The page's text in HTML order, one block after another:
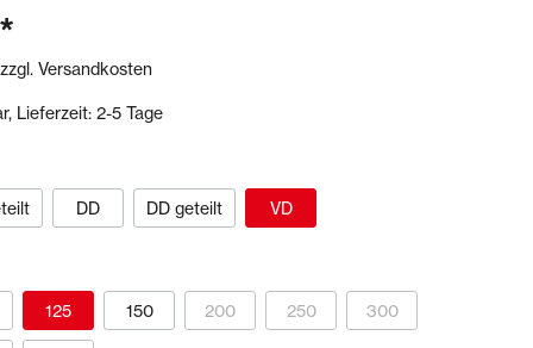
Kartuschenpressen
Reinigungsmittel
Veranstaltungen & Karten
Versandkosten
Lieferzeit: 2-5 Tage
DD DD geteilt VD
125 150 200 250 300